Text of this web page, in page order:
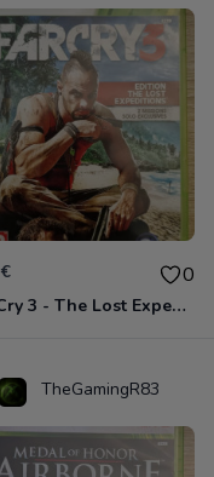
0
Far Cry 3 - The Lost Expeditions - Edition Spéciale Xbox 360
TheGamingR83